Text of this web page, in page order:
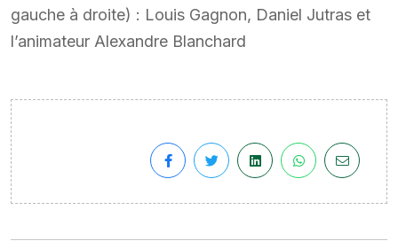
gauche à droite) : Louis Gagnon, Daniel Jutras et
l’animateur Alexandre Blanchard